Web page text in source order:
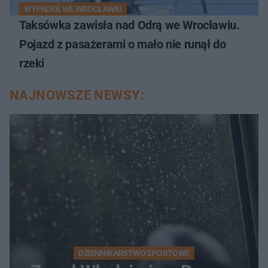
WYPADEK WE WROCŁAWIU
Taksówka zawisła nad Odrą we Wrocławiu.
Pojazd z pasażerami o mało nie runął do
rzeki
NAJNOWSZE NEWSY:
DZIENNIKARSTWO SPORTOWE